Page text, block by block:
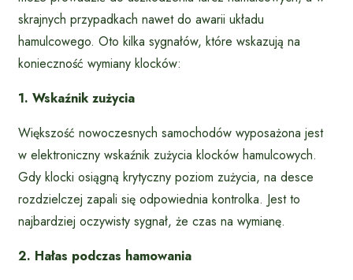
skrajnych przypadkach nawet do awarii układu
hamulcowego. Oto kilka sygnałów, które wskazują na
konieczność wymiany klocków:
1. Wskaźnik zużycia
Większość nowoczesnych samochodów wyposażona jest
w elektroniczny wskaźnik zużycia klocków hamulcowych.
Gdy klocki osiągną krytyczny poziom zużycia, na desce
rozdzielczej zapali się odpowiednia kontrolka. Jest to
najbardziej oczywisty sygnał, że czas na wymianę.
2. Hałas podczas hamowania